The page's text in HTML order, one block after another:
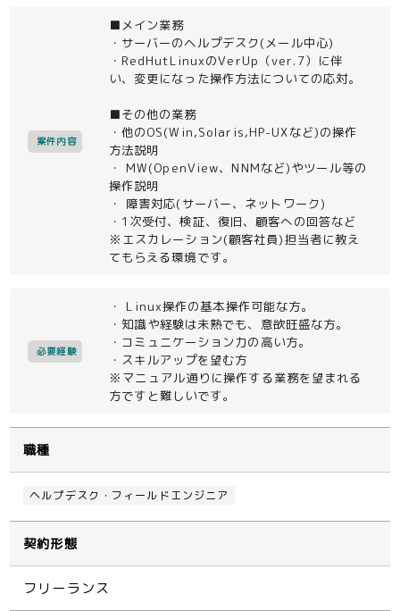
案件内容
■メイン業務
・サーバーのヘルプデスク(メール中心)
・RedHutLinuxのVerUp（ver.7）に伴
い、変更になった操作方法についての応対。
■その他の業務
・他のOS(Win,Solaris,HP-UXなど)の操作
方法説明
・ MW(OpenView、NNMなど)やツール等の
操作説明
・ 障害対応(サーバー、ネットワーク)
・1次受付、検証、復旧、顧客への回答など
※エスカレーション(顧客社員)担当者に教え
てもらえる環境です。
必要経験
・ Linux操作の基本操作可能な方。
・知識や経験は未熟でも、意欲旺盛な方。
・コミュニケーション力の高い方。
・スキルアップを望む方
※マニュアル通りに操作する業務を望まれる
方ですと難しいです。
職種
ヘルプデスク・フィールドエンジニア
契約形態
フリーランス